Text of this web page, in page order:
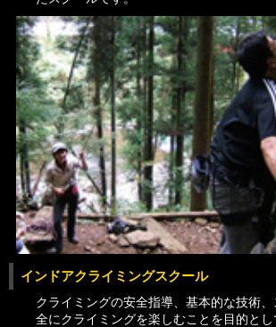
インドアクライミングスクール
クライミングの安全指導、基本的な技術
全にクライミングを楽しむことを目的と